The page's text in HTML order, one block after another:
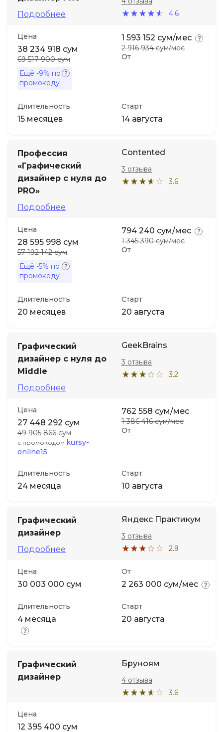
Подробнее
4.6
Цена
38 234 918 сум
69 517 900 сум
Ещё -9% по
промокоду
От
1 593 152 сум/мес
2 916 934 сум/мес
Длительность
15 месяцев
Старт
14 августа
Профессия
«Графический
дизайнер с нуля до
PRO»
Подробнее
Contented
3.6
3 отзыва
Цена
28 595 998 сум
57 192 142 сум
Ещё -5% по
промокоду
От
794 240 сум/мес
1 345 390 сум/мес
Длительность
20 месяцев
Старт
20 августа
Графический
дизайнер с нуля до
Middle
Подробнее
GeekBrains
3.2
3 отзыва
Цена
27 448 292 сум
49 905 866 сум
с промокодом kursy-
online15
От
762 558 сум/мес
1 386 416 сум/мес
Длительность
24 месяца
Старт
10 августа
Графический
дизайнер
Подробнее
Яндекс Практикум
2.9
3 отзыва
Цена
30 003 000 сум
От
2 263 000 сум/мес
Длительность
4 месяца
Старт
20 августа
Графический
дизайнер
Бруноям
3.6
4 отзыва
Цена
12 395 400 сум